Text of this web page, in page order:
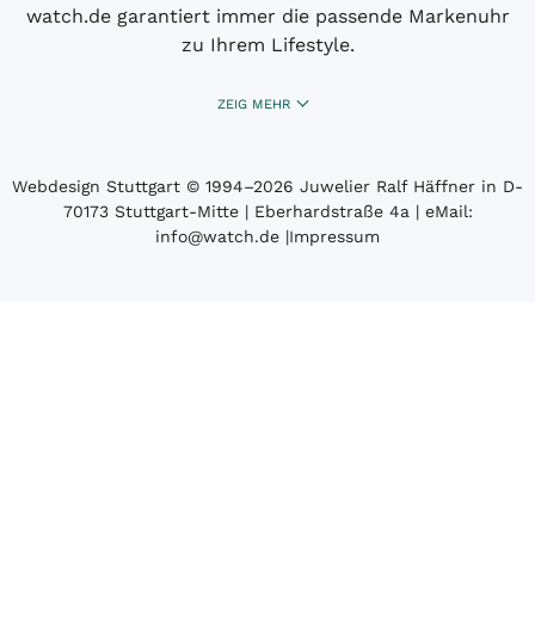
watch.de garantiert immer die passende Markenuhr
zu Ihrem Lifestyle.
ZEIG MEHR
Webdesign Stuttgart © 1994­–2026 Juwelier Ralf Häffner in D-
70173 Stuttgart-Mitte | Eberhardstraße 4a | eMail:
info@watch.de |Impressum